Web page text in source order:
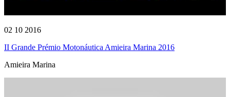
02 10 2016
II Grande Prémio Motonáutica Amieira Marina 2016
Amieira Marina